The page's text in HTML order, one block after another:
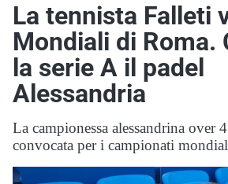
La tennista Falleti
Mondiali di Roma.
la serie A il padel
Alessandria
La campionessa alessandrina over
convocata per i campionati